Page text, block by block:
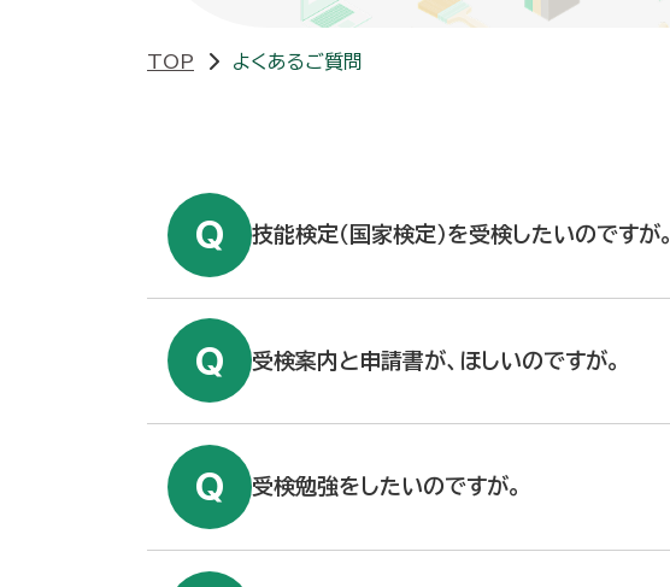
TOP よくあるご質問
技能検定（国家検定）を受検したいのですが。
受検案内と申請書が、ほしいのですが。
受検勉強をしたいのですが。